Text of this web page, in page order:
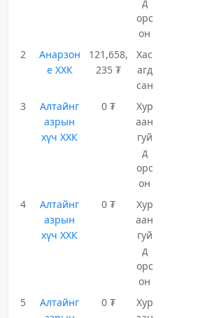
орс
он
2
Анарзон
е ХХК
121,658,
235 ₮
Хас
агд
сан
3
Алтайнг
азрын
хүч ХХК
0 ₮
Хур
аан
гуй
д
орс
он
4
Алтайнг
азрын
хүч ХХК
0 ₮
Хур
аан
гуй
д
орс
он
5
Алтайнг
0 ₮
Хур